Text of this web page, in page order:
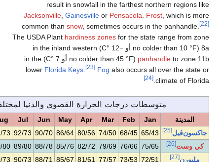
result in
Jacksonville,
common thansnow
The USDA Plant
to zone 11b (no colder than 45 °F أو 7 °C) in the
lowerFlorida Keys
القصوى والدنيا لمختلف مدن فلوريدا
Jun
Jul
Aug
Sep
Oct
Nov
Dec
86/64
90/70
92/73
91/73
87/70
80/61
73/51
66/44
85/76
88/78
89/80
90/80
88/78
85/76
80/71
76/67
85/67
88/71
90/73
90/73
88/72
83/67
78/60
73/53